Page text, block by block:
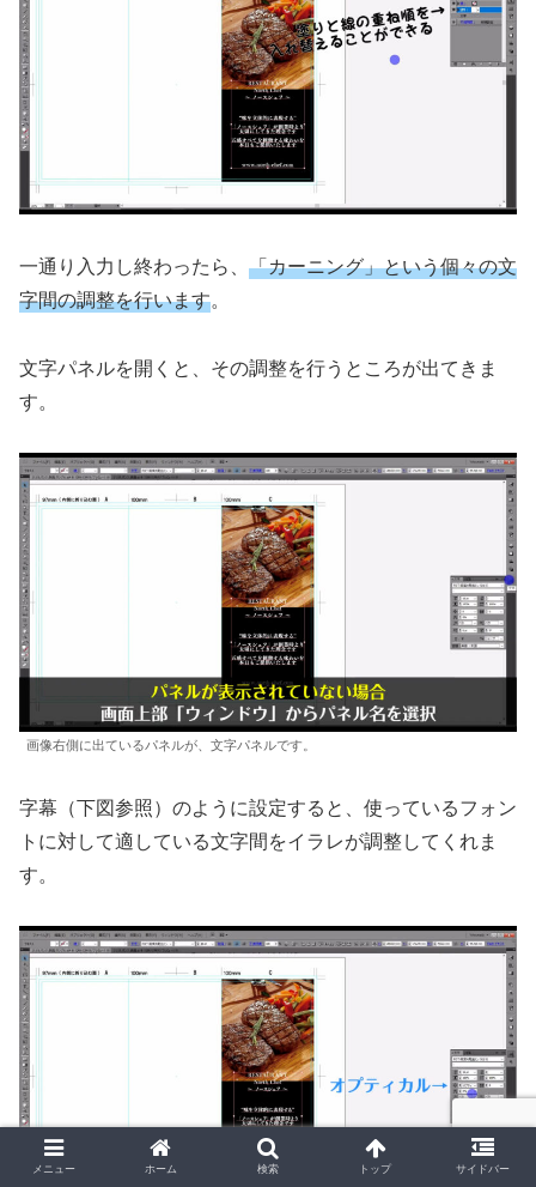
一通り入力し終わったら、 「カーニング」という個々の文
字間の調整を行います。
文字パネルを開くと、その調整を行うところが出てきま
す。
画像右側に出ているパネルが、文字パネルです。
字幕（下図参照）のように設定すると、使っているフォン
トに対して適している文字間をイラレが調整してくれま
す。
メニュー ホーム 検索 トップ サイドバー